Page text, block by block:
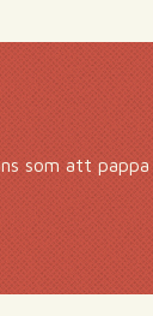
som att